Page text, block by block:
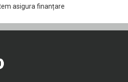
asigura finanțare